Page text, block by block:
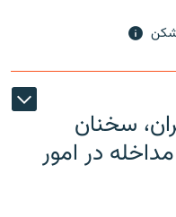
سخنان
در امور